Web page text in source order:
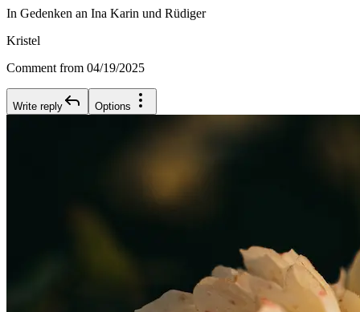
In Gedenken an Ina Karin und Rüdiger
Kristel
Comment from 04/19/2025
Write reply Options